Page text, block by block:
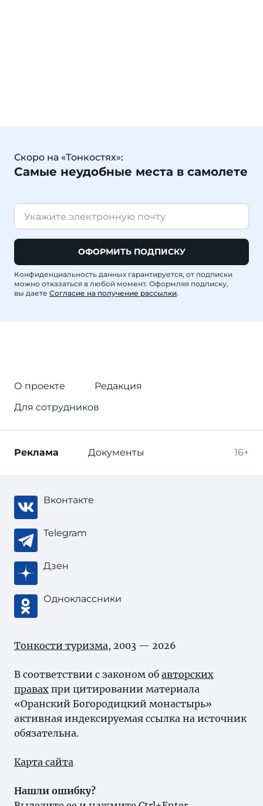
Скоро на «Тонкостях»:
Самые неудобные места в самолете
ОФОРМИТЬ ПОДПИСКУ
Конфиденциальность данных гарантируется, от подписки
можно отказаться в любой момент. Оформляя подписку,
вы даете Согласие на получение рассылки.
О проекте
Редакция
Для сотрудников
16+
Реклама Документы
Вконтакте
Telegram
Дзен
Одноклассники
Тонкости туризма, 2003 — 2026
В соответствии с законом об авторских
правах при цитировании материала
«Оранский Богородицкий монастырь»
активная индексируемая ссылка на источник
обязательна.
Карта сайта
Нашли ошибку?